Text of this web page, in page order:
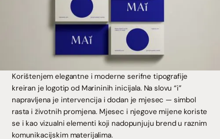
Korištenjem elegantne i moderne serifne tipografije
kreiran je logotip od Marininih inicijala. Na slovu “i”
napravljena je intervencija i dodan je mjesec — simbol
rasta i životnih promjena. Mjesec i njegove mijene koriste
se i kao vizualni elementi koji nadopunjuju brend u raznim
komunikacijskim materijalima.